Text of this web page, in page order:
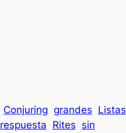
Conjuring grandes Listas
respuesta Rites sin